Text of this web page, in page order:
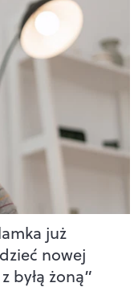
już
nowej
byłą żoną”